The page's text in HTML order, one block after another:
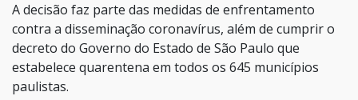
A decisão faz parte das medidas de enfrentamento
contra a disseminação coronavírus, além de cumprir o
decreto do Governo do Estado de São Paulo que
estabelece quarentena em todos os 645 municípios
paulistas.